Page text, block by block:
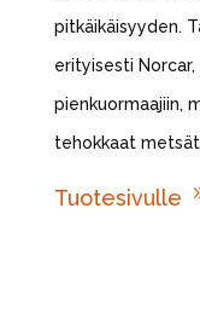
pitkäikäisyyden.
erityisesti
pienkuormaajiin,
tehokkaat
Tuotesivulle